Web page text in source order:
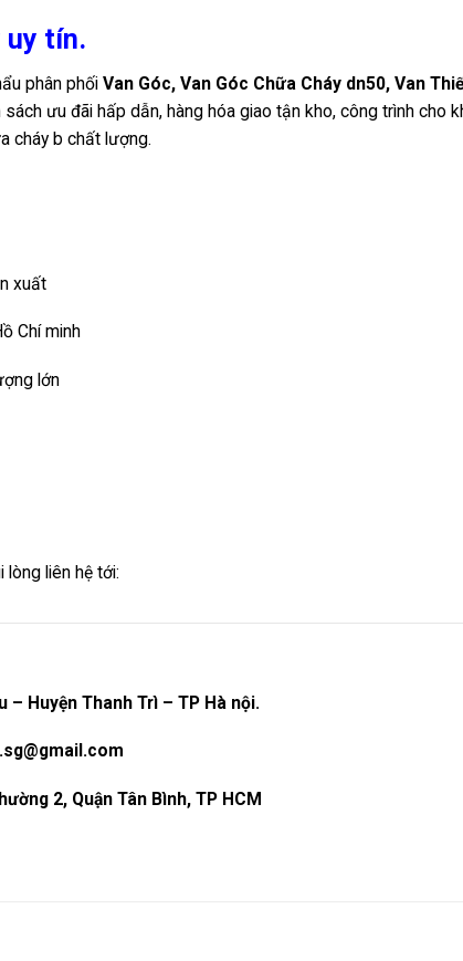
uy tín.
phân phối Van Góc, Van Góc Chữa Cháy dn50, Van
ưu đãi hấp dẫn, hàng hóa giao tận kho, công trình cho
cháy b chất lượng.
xuất
Chí minh
lớn
liên hệ tới:
– Huyện Thanh Trì – TP Hà nội.
2, Quận Tân Bình, TP HCM